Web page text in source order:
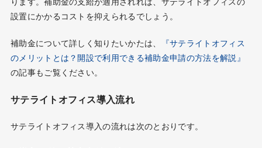
設置にかかるコストを抑えられるでしょう。
補助金について詳しく知りたいかたは、
『サテライトオフィス
のメリットとは？開設で利用できる補助金申請の方法を解説』
の記事もご覧ください。
サテライトオフィス導入流れ
サテライトオフィス導入の流れは次のとおりです。